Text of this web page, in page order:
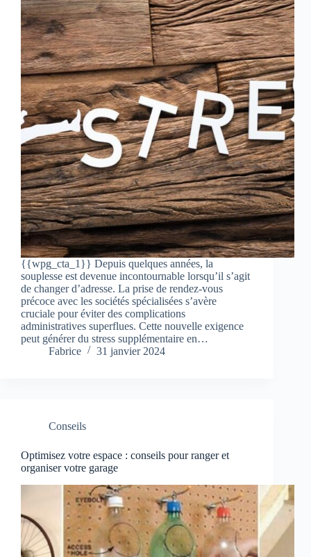
{{wpg_cta_1}} Depuis quelques années, la
souplesse est devenue incontournable lorsqu’il s’agit
de changer d’adresse. La prise de rendez-vous
précoce avec les sociétés spécialisées s’avère
cruciale pour éviter des complications
administratives superflues. Cette nouvelle exigence
peut générer du stress supplémentaire en…
Fabrice
31 janvier 2024
Conseils
Optimisez votre espace : conseils pour ranger et
organiser votre garage